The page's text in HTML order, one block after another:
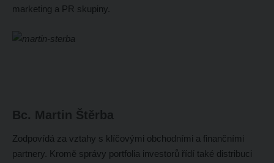
marketing a PR skupiny.
Bc. Martin Štěrba
Zodpovídá za vztahy s klíčovými obchodními a finančními
partnery. Kromě správy portfolia investorů řídí také distribuci